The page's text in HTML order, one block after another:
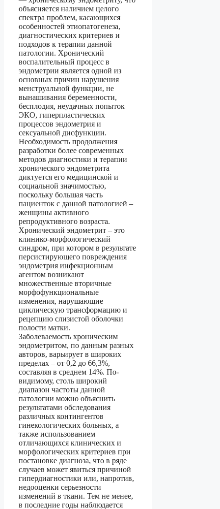
объясняется наличием целого
спектра проблем, касающихся
особенностей этиопатогенеза,
диагностических критериев и
подходов к терапии данной
патологии. Хронический
воспалительный процесс в
эндометрии является одной из
основных причин нарушения
менструальной функции, не
вынашивания беременности,
бесплодия, неудачных попыток
ЭКО, гиперпластических
процессов эндометрия и
сексуальной дисфункции.
Необходимость продолжения
разработки более современных
методов диагностики и терапии
хронического эндометрита
диктуется его медицинской и
социальной значимостью,
поскольку большая часть
пациенток с данной патологией –
женщины активного
репродуктивного возраста.
Хронический эндометрит – это
клинико-морфологический
синдром, при котором в результате
персистирующего повреждения
эндометрия инфекционным
агентом возникают
множественные вторичные
морфофункциональные
изменения, нарушающие
циклическую трансформацию и
рецепцию слизистой оболочки
полости матки.
Заболеваемость хроническим
эндометритом, по данным разных
авторов, варьирует в широких
пределах – от 0,2 до 66,3%,
составляя в среднем 14%. По-
видимому, столь широкий
диапазон частоты данной
патологии можно объяснить
результатами обследования
различных контингентов
гинекологических больных, а
также использованием
отличающихся клинических и
морфологических критериев при
постановке диагноза, что в ряде
случаев может явиться причиной
гипердиагностики или, напротив,
недооценки серьезности
изменений в ткани. Тем не менее,
в последние годы наблюдается